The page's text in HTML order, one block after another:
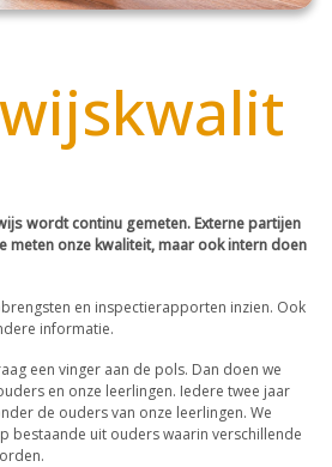
wordt continu gemeten. Externe partijen
meten onze kwaliteit, maar ook intern doen
en inspectierapporten inzien. Ook
informatie.
een vinger aan de pols. Dan doen we
en onze leerlingen. Iedere twee jaar
de ouders van onze leerlingen. We
bestaande uit ouders waarin verschillende